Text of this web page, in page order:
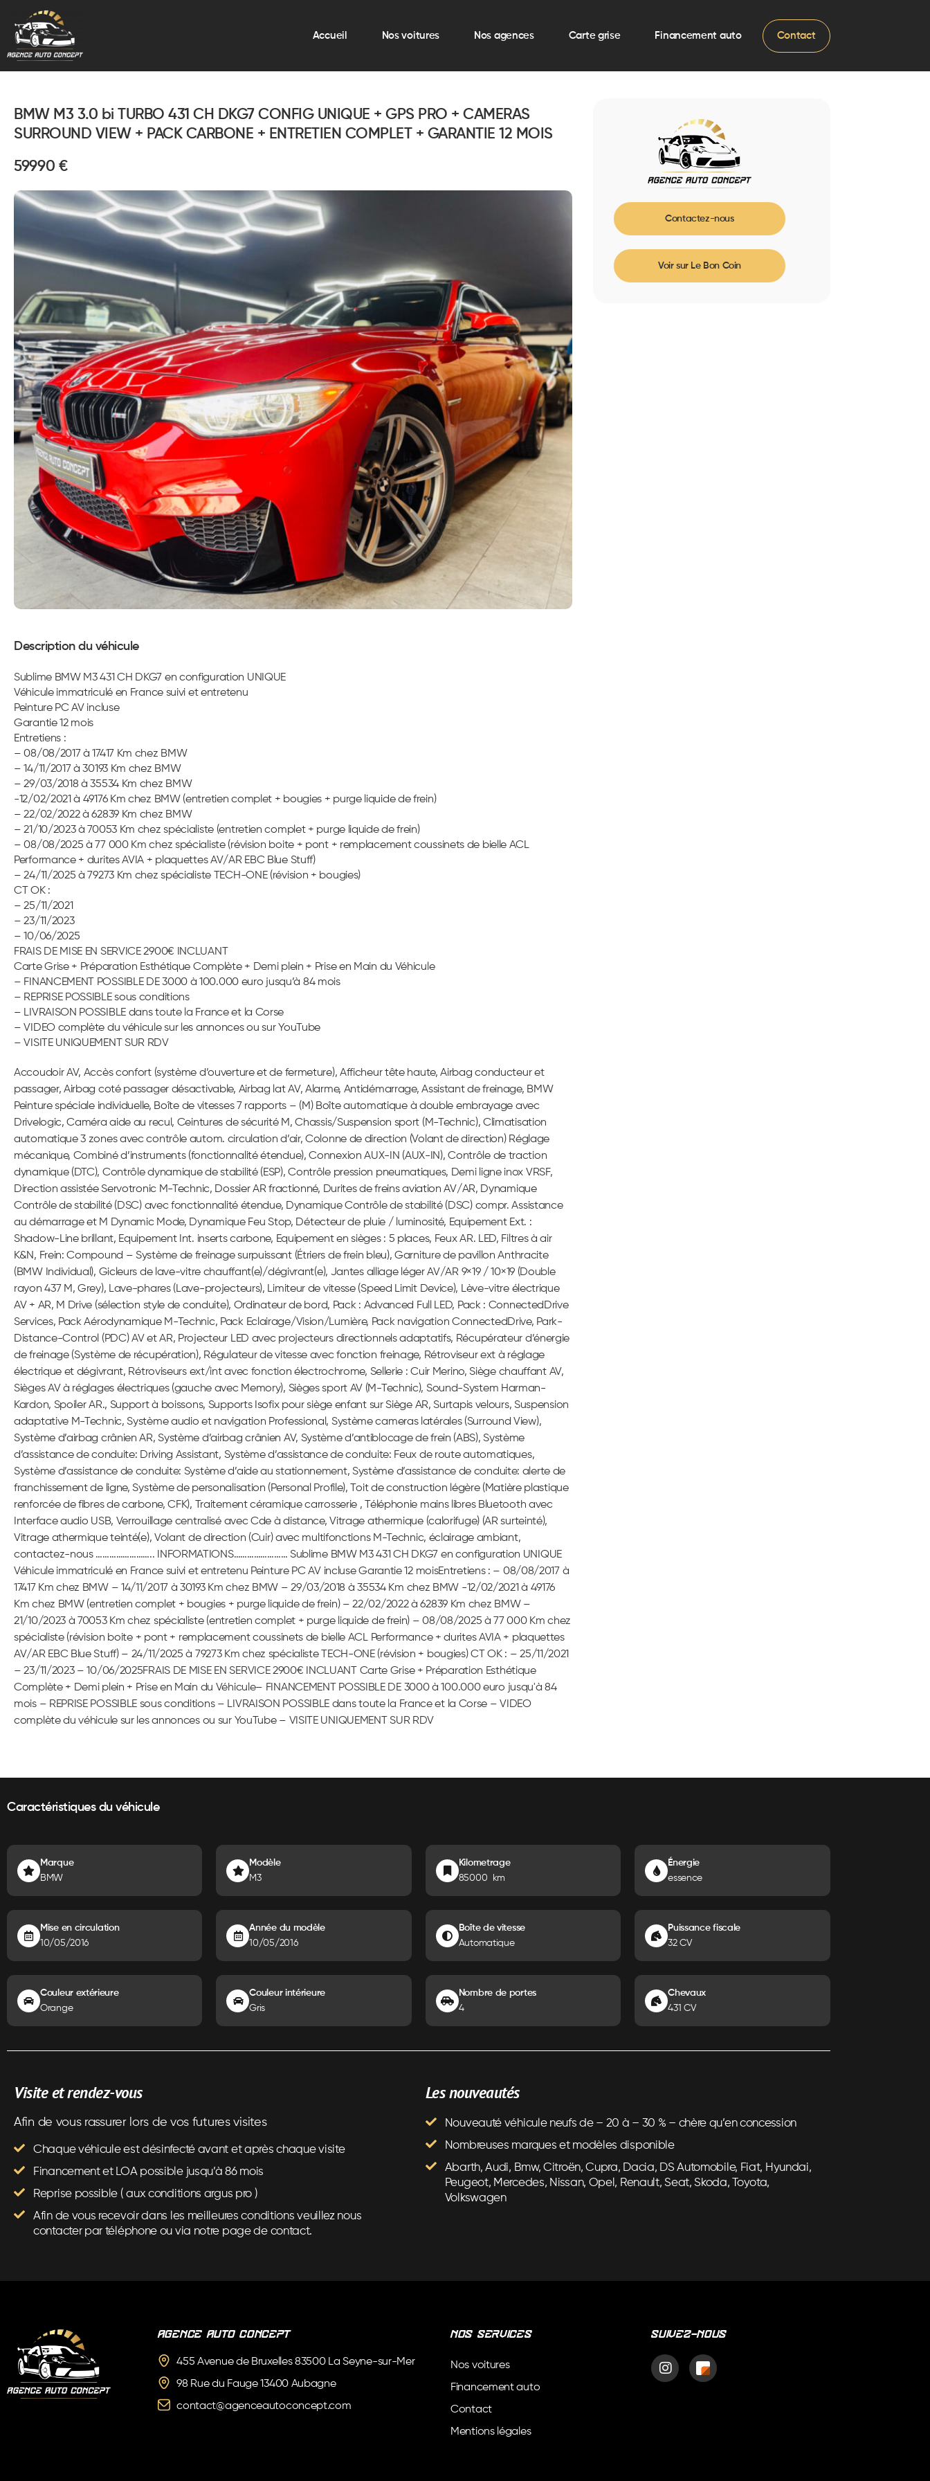
Accueil Nos voitures Nos agences Carte grise Financement auto Contact
BMW M3 3.0 bi TURBO 431 CH DKG7 CONFIG UNIQUE + GPS PRO + CAMERAS
SURROUND VIEW + PACK CARBONE + ENTRETIEN COMPLET + GARANTIE 12 MOIS
59990 €
Description du véhicule
Sublime BMW M3 431 CH DKG7 en configuration UNIQUE
Véhicule immatriculé en France suivi et entretenu
Peinture PC AV incluse
Garantie 12 mois
Entretiens :
– 08/08/2017 à 17417 Km chez BMW
– 14/11/2017 à 30193 Km chez BMW
– 29/03/2018 à 35534 Km chez BMW
-12/02/2021 à 49176 Km chez BMW (entretien complet + bougies + purge liquide de frein)
– 22/02/2022 à 62839 Km chez BMW
– 21/10/2023 à 70053 Km chez spécialiste (entretien complet + purge liquide de frein)
– 08/08/2025 à 77 000 Km chez spécialiste (révision boite + pont + remplacement coussinets de bielle ACL
Performance + durites AVIA + plaquettes AV/AR EBC Blue Stuff)
– 24/11/2025 à 79273 Km chez spécialiste TECH-ONE (révision + bougies)
CT OK :
– 25/11/2021
– 23/11/2023
– 10/06/2025
FRAIS DE MISE EN SERVICE 2900€ INCLUANT
Carte Grise + Préparation Esthétique Complète + Demi plein + Prise en Main du Véhicule
– FINANCEMENT POSSIBLE DE 3000 à 100.000 euro jusqu’à 84 mois
– REPRISE POSSIBLE sous conditions
– LIVRAISON POSSIBLE dans toute la France et la Corse
– VIDEO complète du véhicule sur les annonces ou sur YouTube
– VISITE UNIQUEMENT SUR RDV
Accoudoir AV, Accès confort (système d’ouverture et de fermeture), Afficheur tête haute, Airbag conducteur et
passager, Airbag coté passager désactivable, Airbag lat AV, Alarme, Antidémarrage, Assistant de freinage, BMW
Peinture spéciale individuelle, Boîte de vitesses 7 rapports – (M) Boîte automatique à double embrayage avec
Drivelogic, Caméra aide au recul, Ceintures de sécurité M, Chassis/Suspension sport (M-Technic), Climatisation
automatique 3 zones avec contrôle autom. circulation d’air, Colonne de direction (Volant de direction) Réglage
mécanique, Combiné d’instruments (fonctionnalité étendue), Connexion AUX-IN (AUX-IN), Contrôle de traction
dynamique (DTC), Contrôle dynamique de stabilité (ESP), Contrôle pression pneumatiques, Demi ligne inox VRSF,
Direction assistée Servotronic M-Technic, Dossier AR fractionné, Durites de freins aviation AV/AR, Dynamique
Contrôle de stabilité (DSC) avec fonctionnalité étendue, Dynamique Contrôle de stabilité (DSC) compr. Assistance
au démarrage et M Dynamic Mode, Dynamique Feu Stop, Détecteur de pluie / luminosité, Equipement Ext. :
Shadow-Line brillant, Equipement Int. inserts carbone, Equipement en sièges : 5 places, Feux AR. LED, Filtres à air
K&N, Frein: Compound – Système de freinage surpuissant (Étriers de frein bleu), Garniture de pavillon Anthracite
(BMW Individual), Gicleurs de lave-vitre chauffant(e)/dégivrant(e), Jantes alliage léger AV/AR 9×19 / 10×19 (Double
rayon 437 M, Grey), Lave-phares (Lave-projecteurs), Limiteur de vitesse (Speed Limit Device), Lève-vitre électrique
AV + AR, M Drive (sélection style de conduite), Ordinateur de bord, Pack : Advanced Full LED, Pack : ConnectedDrive
Services, Pack Aérodynamique M-Technic, Pack Eclairage/Vision/Lumière, Pack navigation ConnectedDrive, Park-
Distance-Control (PDC) AV et AR, Projecteur LED avec projecteurs directionnels adaptatifs, Récupérateur d’énergie
de freinage (Système de récupération), Régulateur de vitesse avec fonction freinage, Rétroviseur ext à réglage
électrique et dégivrant, Rétroviseurs ext/int avec fonction électrochrome, Sellerie : Cuir Merino, Siège chauffant AV,
Sièges AV à réglages électriques (gauche avec Memory), Sièges sport AV (M-Technic), Sound-System Harman-
Kardon, Spoiler AR., Support à boissons, Supports Isofix pour siège enfant sur Siège AR, Surtapis velours, Suspension
adaptative M-Technic, Système audio et navigation Professional, Système cameras latérales (Surround View),
Système d’airbag crânien AR, Système d’airbag crânien AV, Système d’antiblocage de frein (ABS), Système
d’assistance de conduite: Driving Assistant, Système d’assistance de conduite: Feux de route automatiques,
Système d’assistance de conduite: Système d’aide au stationnement, Système d’assistance de conduite: alerte de
franchissement de ligne, Système de personalisation (Personal Profile), Toit de construction légère (Matière plastique
renforcée de fibres de carbone, CFK), Traitement céramique carrosserie , Téléphonie mains libres Bluetooth avec
Interface audio USB, Verrouillage centralisé avec Cde à distance, Vitrage athermique (calorifuge) (AR surteinté),
Vitrage athermique teinté(e), Volant de direction (Cuir) avec multifonctions M-Technic, éclairage ambiant,
contactez-nous …………………….. INFORMATIONS…………………… Sublime BMW M3 431 CH DKG7 en configuration UNIQUE
Véhicule immatriculé en France suivi et entretenu Peinture PC AV incluse Garantie 12 moisEntretiens : – 08/08/2017 à
17417 Km chez BMW – 14/11/2017 à 30193 Km chez BMW – 29/03/2018 à 35534 Km chez BMW -12/02/2021 à 49176
Km chez BMW (entretien complet + bougies + purge liquide de frein) – 22/02/2022 à 62839 Km chez BMW –
21/10/2023 à 70053 Km chez spécialiste (entretien complet + purge liquide de frein) – 08/08/2025 à 77 000 Km chez
spécialiste (révision boite + pont + remplacement coussinets de bielle ACL Performance + durites AVIA + plaquettes
AV/AR EBC Blue Stuff) – 24/11/2025 à 79273 Km chez spécialiste TECH-ONE (révision + bougies) CT OK : – 25/11/2021
– 23/11/2023 – 10/06/2025FRAIS DE MISE EN SERVICE 2900€ INCLUANT Carte Grise + Préparation Esthétique
Complète + Demi plein + Prise en Main du Véhicule– FINANCEMENT POSSIBLE DE 3000 à 100.000 euro jusqu'à 84
mois – REPRISE POSSIBLE sous conditions – LIVRAISON POSSIBLE dans toute la France et la Corse – VIDEO
complète du véhicule sur les annonces ou sur YouTube – VISITE UNIQUEMENT SUR RDV
Contactez-nous
Voir sur Le Bon Coin
Caractéristiques du véhicule
Marque
BMW
Modèle
M3
Kilometrage
85000 km
Énergie
essence
Mise en circulation
10/05/2016
Année du modèle
10/05/2016
Boîte de vitesse
Automatique
Puissance fiscale
32 CV
Couleur extérieure
Orange
Couleur intérieure
Gris
Nombre de portes
4
Chevaux
431 CV
Visite et rendez-vous
Afin de vous rassurer lors de vos futures visites
Chaque véhicule est désinfecté avant et après chaque visite
Financement et LOA possible jusqu’à 86 mois
Reprise possible ( aux conditions argus pro )
Afin de vous recevoir dans les meilleures conditions veuillez nous
contacter par téléphone ou via notre page de contact.
Les nouveautés
Nouveauté véhicule neufs de – 20 à – 30 % – chère qu’en concession
Nombreuses marques et modèles disponible
Abarth, Audi, Bmw, Citroën, Cupra, Dacia, DS Automobile, Fiat, Hyundai,
Peugeot, Mercedes, Nissan, Opel, Renault, Seat, Skoda, Toyota,
Volkswagen
Agence Auto Concept
455 Avenue de Bruxelles 83500 La Seyne-sur-Mer
98 Rue du Fauge 13400 Aubagne
contact@agenceautoconcept.com
Nos services
Nos voitures
Financement auto
Contact
Mentions légales
Suivez-nous